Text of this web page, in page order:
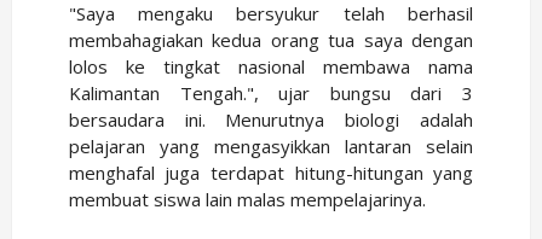
"Saya mengaku bersyukur telah berhasil
membahagiakan kedua orang tua saya dengan
lolos ke tingkat nasional membawa nama
Kalimantan Tengah.", ujar bungsu dari 3
bersaudara ini. Menurutnya biologi adalah
pelajaran yang mengasyikkan lantaran selain
menghafal juga terdapat hitung-hitungan yang
membuat siswa lain malas mempelajarinya.